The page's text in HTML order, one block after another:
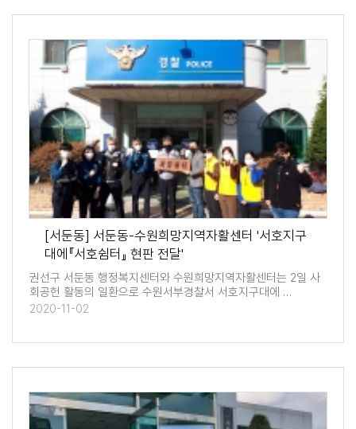
[서둔동] 서둔동-수원희망지역자활센터 '서호지구
대에『서호쉼터』 현판 전달'
권선구 서둔동 행정복지센터와 수원희망지역자활센터는 2일 사
회공헌 활동의 일환으로 수원서부경찰서 서호지구대에 …
2020-11-02